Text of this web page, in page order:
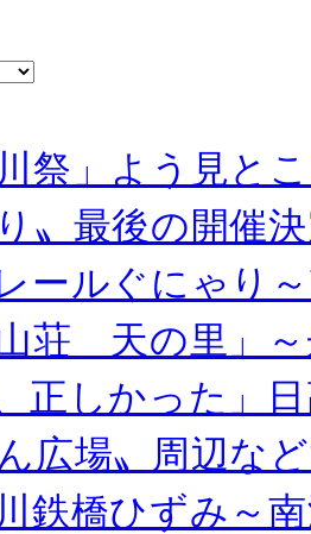
祭」よう見と
〟最後の開催
ールぐにゃり
荘 天の里」～
正しかった」
広場〟周辺な
鉄橋ひずみ～